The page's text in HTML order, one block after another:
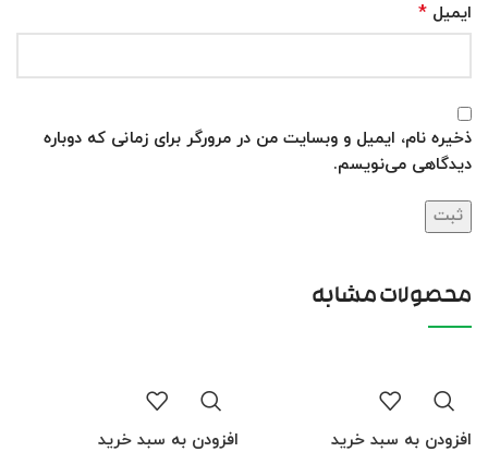
ایمیل *
ذخیره نام، ایمیل و وبسایت من در مرورگر برای زمانی که دوباره
دیدگاهی می‌نویسم.
محصولات مشابه
افزودن به سبد خرید افزودن به سبد خرید